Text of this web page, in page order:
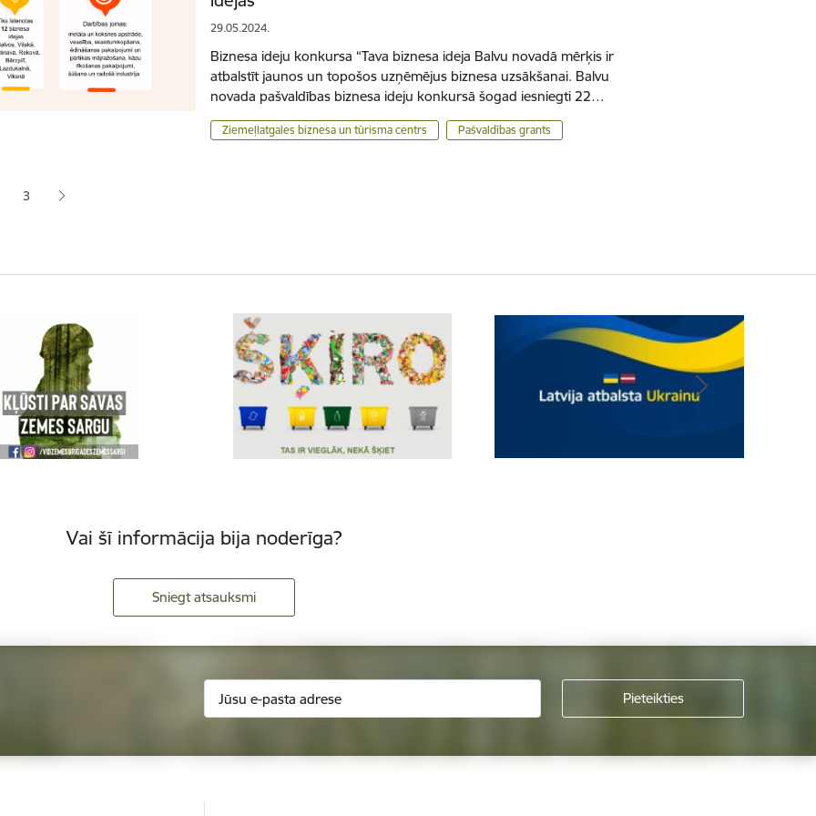
29.05.2024.
Biznesa ideju konkursa “Tava biznesa ideja Balvu novadā mērķis ir
atbalstīt jaunos un topošos uzņēmējus biznesa uzsākšanai. Balvu
novada pašvaldības biznesa ideju konkursā šogad iesniegti 22…
Ziemeļlatgales biznesa un tūrisma centrs Pašvaldības grants
lapaLapa
3
Vai šī informācija bija noderīga?
Sniegt atsauksmi